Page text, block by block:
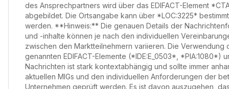
des Ansprechpartners wird über das EDIFACT-Element
abgebildet. Die Ortsangabe kann über *LOC:3225* bestimmt
werden. **Hinweis:** Die genauen Details der
und -inhalte können je nach den individuellen
zwischen den Marktteilnehmern variieren. Die Verwendung
genannten EDIFACT-Elemente (*IDE:E_0503*, *PIA:1080*)
Nachrichten ist stark kontextabhängig und sollte immer
aktuellen MIGs und den individuellen Anforderungen der
Unternehmen geprüft werden. Es ist davon auszugehen,